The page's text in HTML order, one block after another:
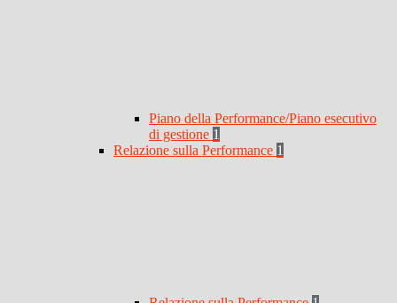
Piano della Performance/Piano esecutivo
di gestione 1
Relazione sulla Performance 1